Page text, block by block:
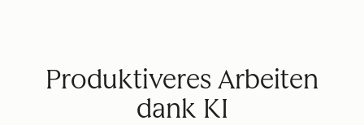
Produktiveres Arbeiten
dank KI